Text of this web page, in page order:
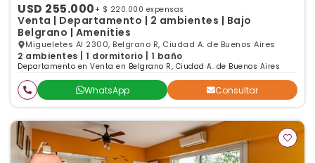
USD 255.000 + $ 220.000 expensas
Venta | Departamento | 2 ambientes | Bajo
Belgrano | Amenities
Migueletes Al 2300, Belgrano R, Ciudad A. de Buenos Aires
2 ambientes | 1 dormitorio | 1 baño
Departamento en Venta en Belgrano R, Ciudad A. de Buenos Aires
WhatsApp Consultar